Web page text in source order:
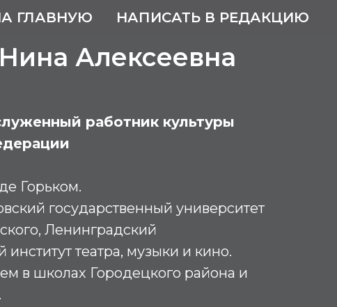
ГЛАВНУЮ НАПИСАТЬ В РЕДАКЦИЮ
Алексеевна
работник культуры
Горьком.
государственный университет
Ленинградский
институт театра, музыки и кино.
в школах Городецкого района и